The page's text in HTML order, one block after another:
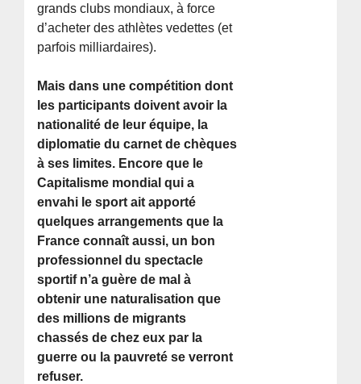
grands clubs mondiaux, à force
d’acheter des athlètes vedettes (et
parfois milliardaires).
Mais dans une compétition dont
les participants doivent avoir la
nationalité de leur équipe, la
diplomatie du carnet de chèques
à ses limites. Encore que le
Capitalisme mondial qui a
envahi le sport ait apporté
quelques arrangements que la
France connaît aussi, un bon
professionnel du spectacle
sportif n’a guère de mal à
obtenir une naturalisation que
des millions de migrants
chassés de chez eux par la
guerre ou la pauvreté se verront
refuser.